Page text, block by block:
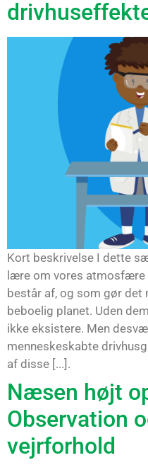
Kort beskrivelse I dette
lære om vores atmosfære
består af, og som gør
beboelig planet. Uden
ikke eksistere. Men
menneskeskabte
af disse [...].
Næsen højt
Observation
vejrforhold